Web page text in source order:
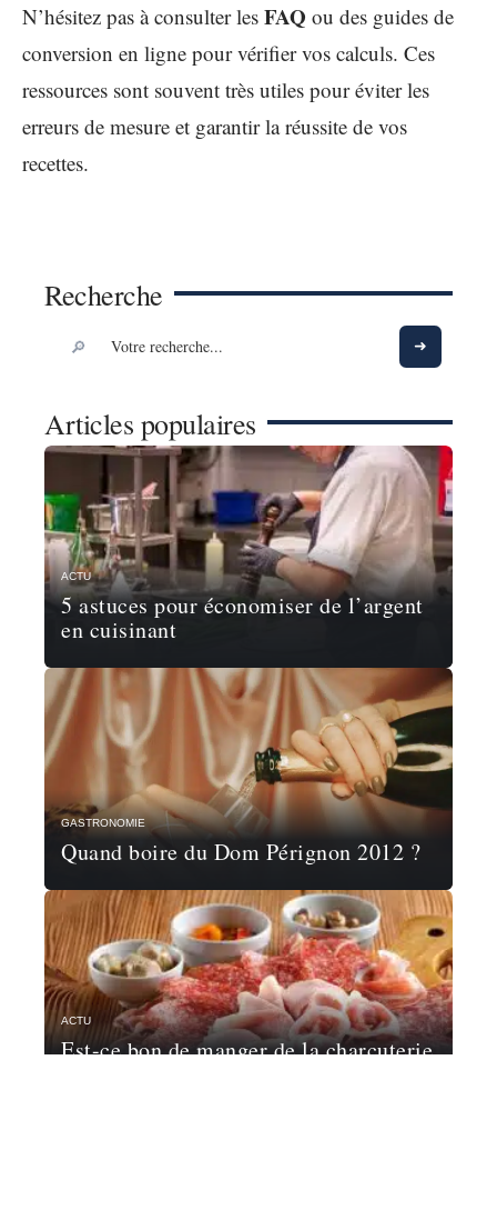
N’hésitez pas à consulter les FAQ ou des guides de
conversion en ligne pour vérifier vos calculs. Ces
ressources sont souvent très utiles pour éviter les
erreurs de mesure et garantir la réussite de vos
recettes.
Recherche
Articles populaires
ACTU
5 astuces pour économiser de l’argent
en cuisinant
GASTRONOMIE
Quand boire du Dom Pérignon 2012 ?
ACTU
Est-ce bon de manger de la charcuterie